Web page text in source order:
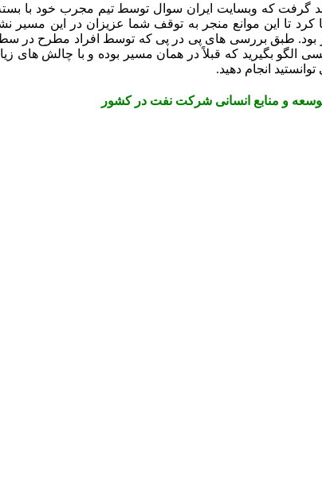
گرفت که وبسایت ایران سوال توسط تیم مجرب خود با
تا این موانع منجر به توقف شما عزیزان در این مسیر
بود. طبق بررسی های پی در پی که توسط افراد مطرح در
بگیرید که قبلاً در همان مسیر بوده و با چالش های
انجام دهید.
توسعه و منابع انسانی شرکت نفت در کشور